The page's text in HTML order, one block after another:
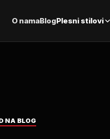
O namaBlogPlesni stilovi
NA BLOG